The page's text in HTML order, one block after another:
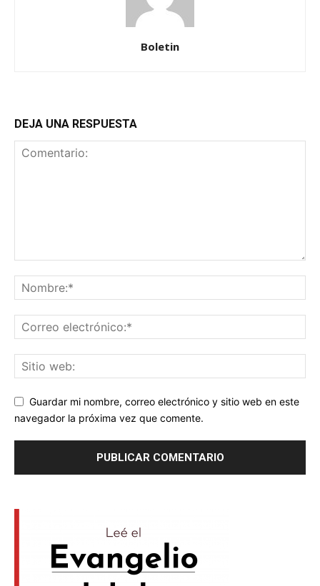
Boletin
DEJA UNA RESPUESTA
Guardar mi nombre, correo electrónico y sitio web en este
navegador la próxima vez que comente.